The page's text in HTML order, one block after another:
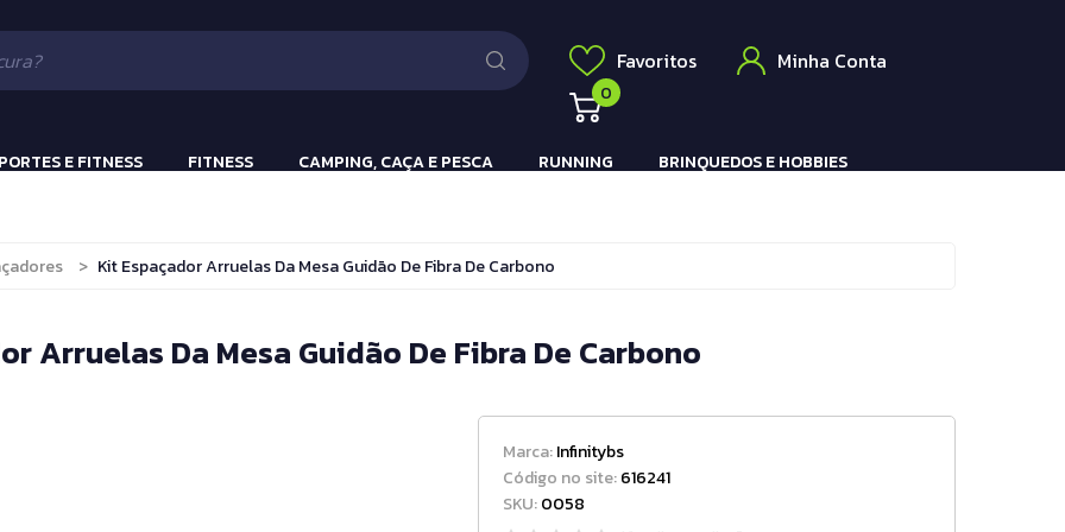
Favoritos Minha Conta
0
E FITNESS FITNESS CAMPING, CAÇA E PESCA RUNNING BRINQUEDOS E HOBBIES
Lanternas Pistola e Rifle Elétrico
Luva
> Kit Espaçador Arruelas Da Mesa Guidão De Fibra De Carbono
Arruelas Da Mesa Guidão De Fibra De Carbono
Marca:Infinitybs
Código no site:616241
SKU:0058